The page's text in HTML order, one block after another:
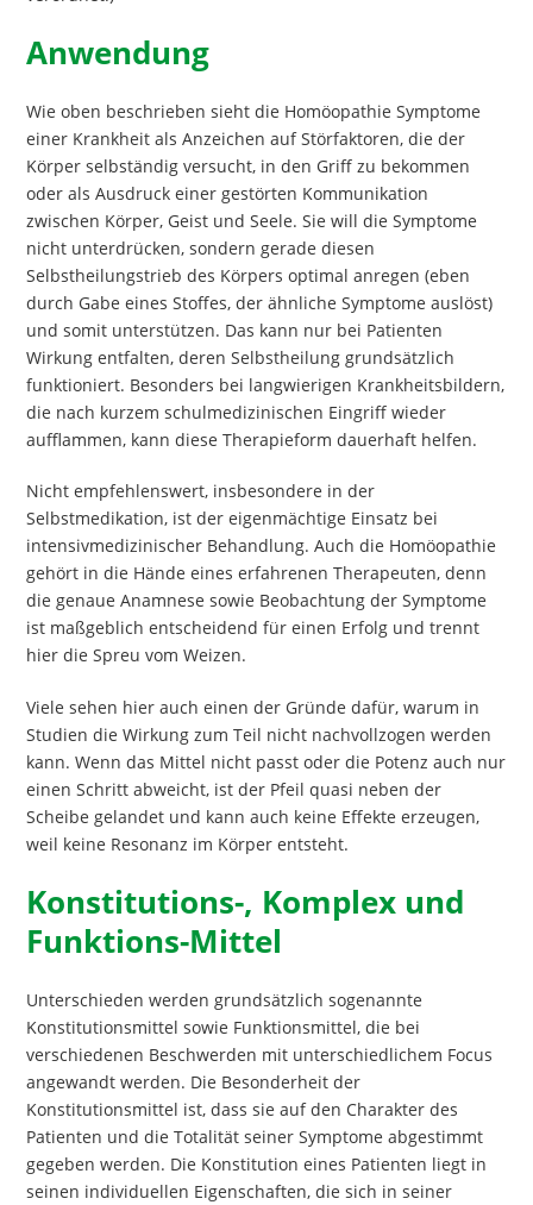
Anwendung
Wie oben beschrieben sieht die Homöopathie Symptome
einer Krankheit als Anzeichen auf Störfaktoren, die der
Körper selbständig versucht, in den Griff zu bekommen
oder als Ausdruck einer gestörten Kommunikation
zwischen Körper, Geist und Seele. Sie will die Symptome
nicht unterdrücken, sondern gerade diesen
Selbstheilungstrieb des Körpers optimal anregen (eben
durch Gabe eines Stoffes, der ähnliche Symptome auslöst)
und somit unterstützen. Das kann nur bei Patienten
Wirkung entfalten, deren Selbstheilung grundsätzlich
funktioniert. Besonders bei langwierigen Krankheitsbildern,
die nach kurzem schulmedizinischen Eingriff wieder
aufflammen, kann diese Therapieform dauerhaft helfen.
Nicht empfehlenswert, insbesondere in der
Selbstmedikation, ist der eigenmächtige Einsatz bei
intensivmedizinischer Behandlung. Auch die Homöopathie
gehört in die Hände eines erfahrenen Therapeuten, denn
die genaue Anamnese sowie Beobachtung der Symptome
ist maßgeblich entscheidend für einen Erfolg und trennt
hier die Spreu vom Weizen.
Viele sehen hier auch einen der Gründe dafür, warum in
Studien die Wirkung zum Teil nicht nachvollzogen werden
kann. Wenn das Mittel nicht passt oder die Potenz auch nur
einen Schritt abweicht, ist der Pfeil quasi neben der
Scheibe gelandet und kann auch keine Effekte erzeugen,
weil keine Resonanz im Körper entsteht.
Konstitutions-, Komplex und
Funktions-Mittel
Unterschieden werden grundsätzlich sogenannte
Konstitutionsmittel sowie Funktionsmittel, die bei
verschiedenen Beschwerden mit unterschiedlichem Focus
angewandt werden. Die Besonderheit der
Konstitutionsmittel ist, dass sie auf den Charakter des
Patienten und die Totalität seiner Symptome abgestimmt
gegeben werden. Die Konstitution eines Patienten liegt in
seinen individuellen Eigenschaften, die sich in seiner